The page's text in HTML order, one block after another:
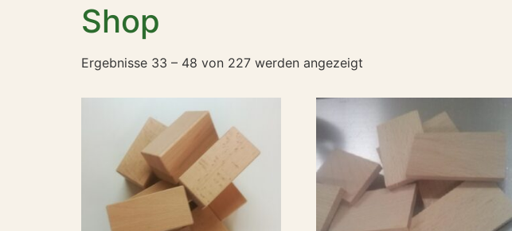
Shop
Ergebnisse 33 – 48 von 227 werden angezeigt